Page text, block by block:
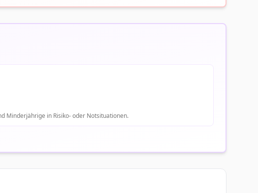
Minderjährige in Risiko- oder Notsituationen.